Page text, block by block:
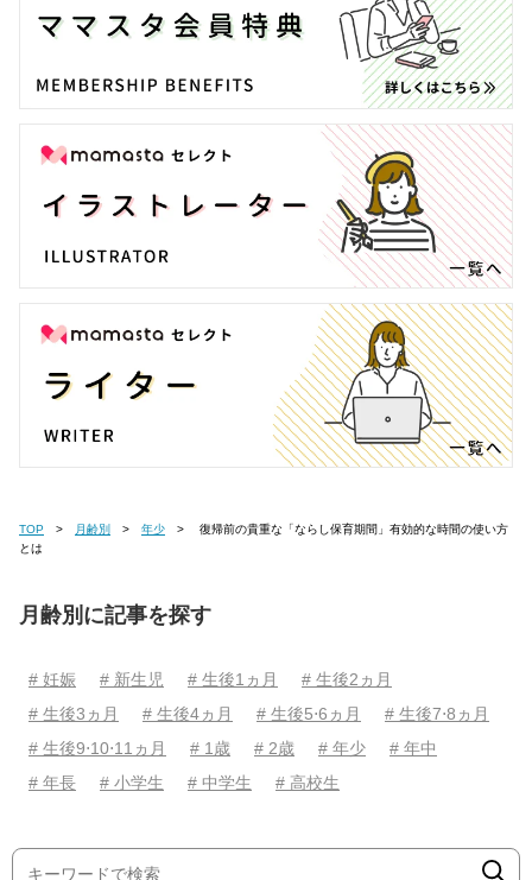
TOP 月齢別 年少
とは
月齢別に記事を探す
# 妊娠 # 新生児 # 生後1ヵ月
# 生後2ヵ月
# 生後3ヵ月
# 生後4ヵ月 # 生後5⋅6ヵ月
# 生後7⋅8ヵ月
# 生後9⋅10⋅11ヵ月
# 1歳 # 2歳 # 年少
# 年中
# 年長
# 小学生 # 中学生 # 高校生